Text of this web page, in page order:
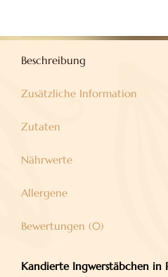
Beschreibung
Zusätzliche Information
Zutaten
Nährwerte
Allergene
Bewertungen (0)
Kandierte Ingwerstäbchen in